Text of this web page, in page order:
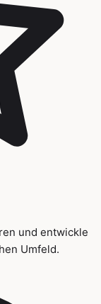
und entwickle
Umfeld.